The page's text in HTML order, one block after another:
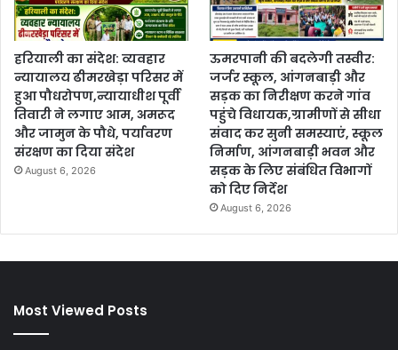
हरियाली का संदेश: व्यवहार
न्यायालय ढीमरखेड़ा परिसर में
हुआ पौधरोपण,न्यायाधीश पूर्वी
तिवारी ने लगाए आम, अमरूद
और जामुन के पौधे, पर्यावरण
संरक्षण का दिया संदेश
August 6, 2026
ऊमरपानी की बदलेगी तस्वीर:
जर्जर स्कूल, आंगनबाड़ी और
सड़क का निरीक्षण करने गांव
पहुंचे विधायक,ग्रामीणों से सीधा
संवाद कर सुनी समस्याएं, स्कूल
निर्माण, आंगनबाड़ी भवन और
सड़क के लिए संबंधित विभागों
को दिए निर्देश
August 6, 2026
Most Viewed Posts